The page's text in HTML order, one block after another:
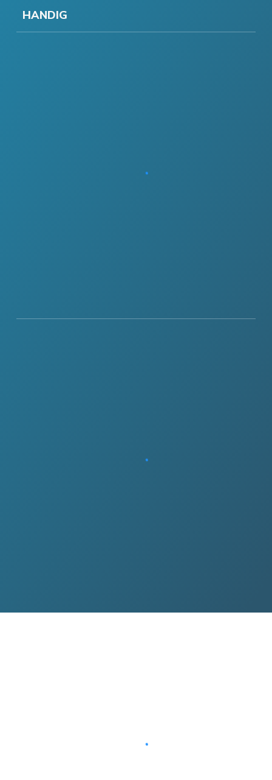
HANDIG